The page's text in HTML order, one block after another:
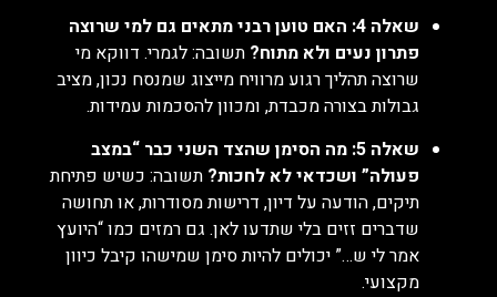
שאלה 4: האם טוען רבני מתאים גם למי שרוצה
פתרון נעים ולא מתוח? תשובה: לגמרי. דווקא מי
שרוצה תהליך רגוע מרוויח מייצוג שמנסח נכון, מציב
גבולות בצורה מכבדת, ומכוון להסכמות עמידות.
שאלה 5: מה הסימן שהצד השני כבר “במצב
פעולה” ושכדאי לא לחכות? תשובה: כשיש פתיחת
תיקים, הודעה על דיון, דרישות מסודרות, או תחושה
שדברים זזים בלי שתדעו לאן. גם רמזים כמו “היועץ
אמר לי ש…” יכולים להיות סימן שמישהו קיבל כיוון
מקצועי.